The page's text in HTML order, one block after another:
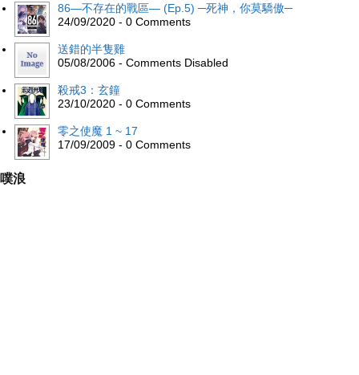
86―不存在的戰區― (Ep.5) ─死神，你莫驕傲─
24/09/2020 - 0 Comments
送錯的半隻雞
05/08/2006 - Comments Disabled
殺戒3：玄鐘
23/10/2020 - 0 Comments
零之使魔 1 ~ 17
17/09/2009 - 0 Comments
噗浪